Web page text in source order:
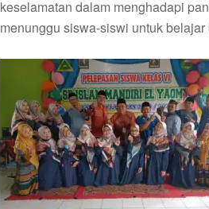
keselamatan dalam menghadapi
menunggu siswa-siswi untuk